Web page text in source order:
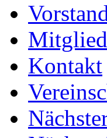
Kontakt